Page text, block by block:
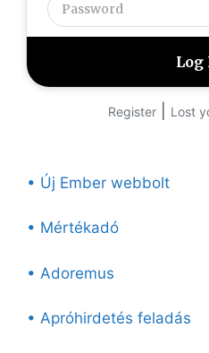
Register Lost
• Új Ember webbolt
• Mértékadó
• Adoremus
• Apróhirdetés feladás